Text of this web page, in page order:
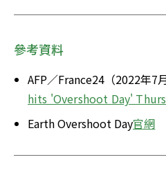
參考資料
AFP／France24（2022年7
hits 'Overshoot Day'
Earth Overshoot Day官網